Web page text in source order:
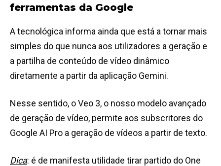
ferramentas da Google
A tecnológica informa ainda que está a tornar mais
simples do que nunca aos utilizadores a geração e
a partilha de conteúdo de vídeo dinâmico
diretamente a partir da aplicação Gemini.
Nesse sentido, o Veo 3, o nosso modelo avançado
de geração de vídeo, permite aos subscritores do
Google AI Pro a geração de vídeos a partir de texto.
Dica: é de manifesta utilidade tirar partido do One